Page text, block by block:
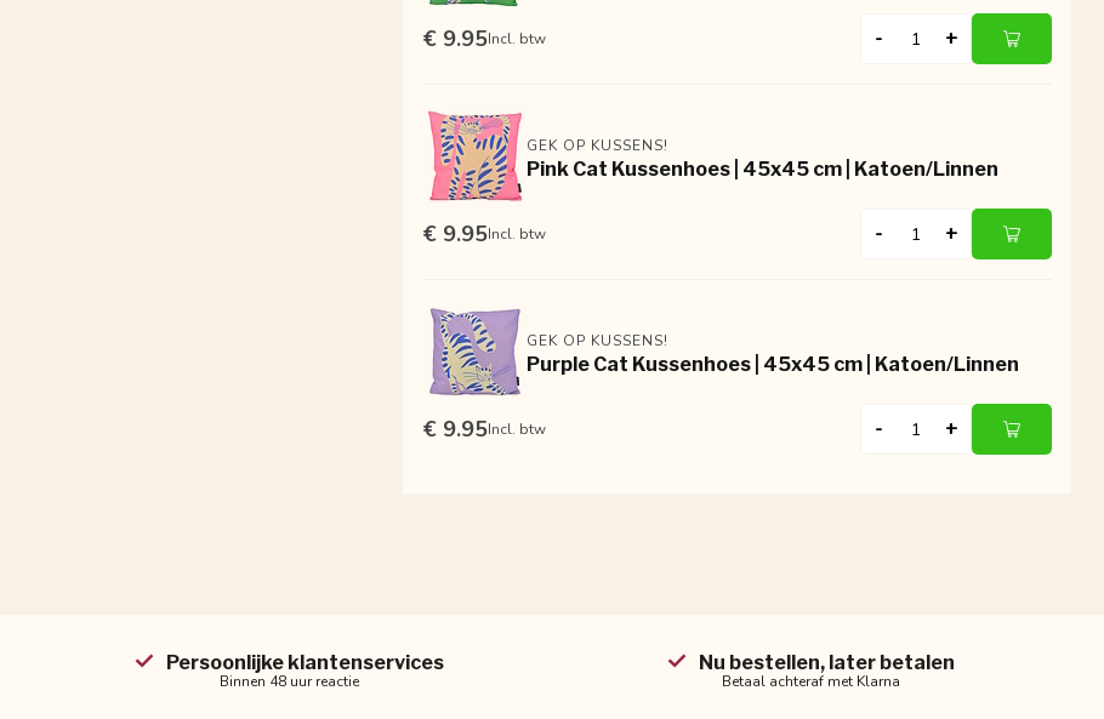
€ 9.95Incl. btw - +
GEK OP KUSSENS!
Pink Cat Kussenhoes | 45x45 cm | Katoen/Linnen
€ 9.95Incl. btw - +
GEK OP KUSSENS!
Purple Cat Kussenhoes | 45x45 cm | Katoen/Linnen
€ 9.95Incl. btw - +
Persoonlijke klantenservices
Binnen 48 uur reactie
Nu bestellen, later betalen
Betaal achteraf met Klarna